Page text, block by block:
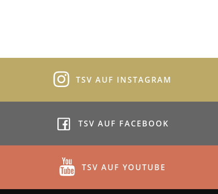
TSV AUF INSTAGRAM
TSV AUF FACEBOOK
TSV AUF YOUTUBE